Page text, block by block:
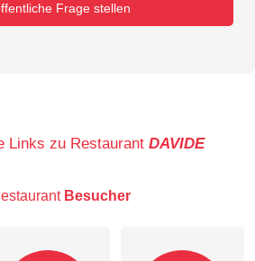
Frage stellen
nicht veröffentlicht)
Links zu Restaurant DAVIDE
Besucher